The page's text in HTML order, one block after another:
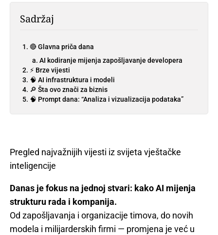
Sadržaj
🔴 Glavna priča dana
AI kodiranje mijenja zapošljavanje developera
⚡ Brze vijesti
🧠 AI infrastruktura i modeli
🔎 Šta ovo znači za biznis
🧠 Prompt dana: “Analiza i vizualizacija podataka”
Pregled najvažnijih vijesti iz svijeta vještačke
inteligencije
Danas je fokus na jednoj stvari: kako AI mijenja
strukturu rada i kompanija.
Od zapošljavanja i organizacije timova, do novih
modela i milijarderskih firmi — promjena je već u